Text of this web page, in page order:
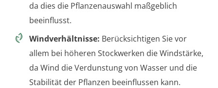
da dies die Pflanzenauswahl maßgeblich
beeinflusst.
Windverhältnisse: Berücksichtigen Sie vor
allem bei höheren Stockwerken die Windstärke,
da Wind die Verdunstung von Wasser und die
Stabilität der Pflanzen beeinflussen kann.